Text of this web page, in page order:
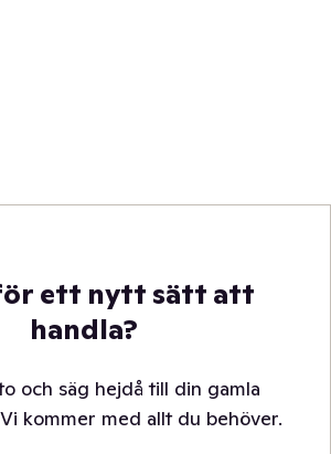
ett nytt sätt att
handla?
och säg hejdå till din gamla
kommer med allt du behöver.